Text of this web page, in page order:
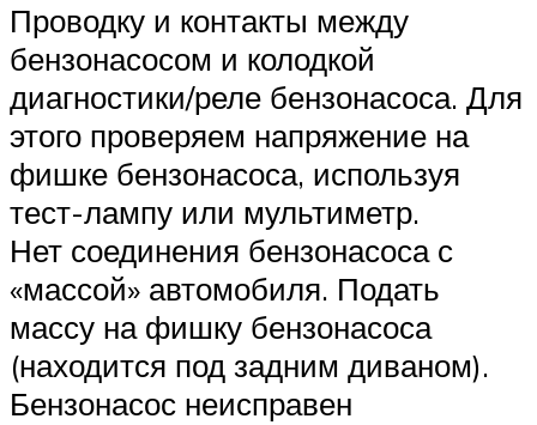
Проводку и контакты между
бензонасосом и колодкой
диагностики/реле бензонасоса. Для
этого проверяем напряжение на
фишке бензонасоса, используя
тест-лампу или мультиметр.
Нет соединения бензонасоса с
«массой» автомобиля. Подать
массу на фишку бензонасоса
(находится под задним диваном).
Бензонасос неисправен